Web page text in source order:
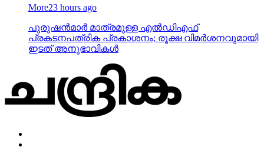
More23 hours ago
പുരുഷന്‍മാര്‍ മാത്രമുള്ള എല്‍ഡിഎഫ്
പ്രകടനപത്രിക പ്രകാശനം; രൂക്ഷ വിമര്‍ശനവുമായി
ഇടത് അനുഭാവികൾ